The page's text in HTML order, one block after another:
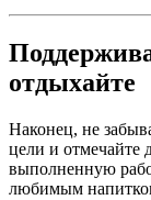
отдыхайте
Наконец, не
цели и отмечайте
выполненную
любимым